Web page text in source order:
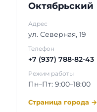
Октябрьский
Адрес
ул. Северная, 19
Телефон
+7 (937) 788-82-43
Режим работы
Пн–Пт: 9:00–18:00
Страница города →